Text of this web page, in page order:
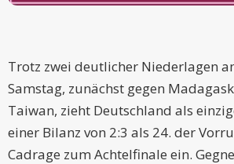
Trotz zwei deutlicher Niederlagen
Samstag, zunächst gegen
Taiwan, zieht Deutschland als
einer Bilanz von 2:3 als 24. der
Cadrage zum Achtelfinale ein.